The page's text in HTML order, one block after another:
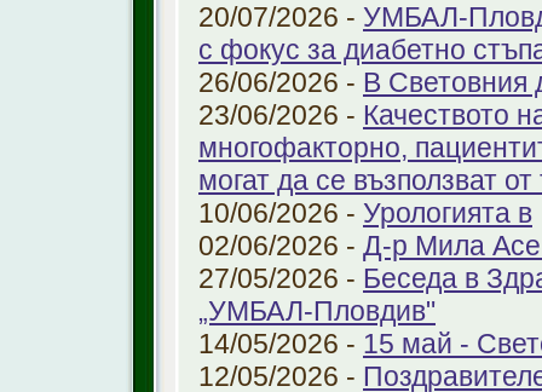
20/07/2026 - УМБАЛ-
с фокус за диабетно
26/06/2026 - В Световния
23/06/2026 - Качеството
многофакторно,
могат да се възползват от
10/06/2026 - Урологията в
02/06/2026 - Д-р Мила
27/05/2026 - Беседа в
„УМБАЛ-Пловдив"
14/05/2026 - 15 май -
12/05/2026 -